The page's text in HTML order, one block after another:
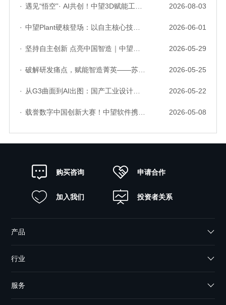
· 遇见“悟空”· AI共创！中望3D赋能工业设计国产化与AI创新升级 2026-08-03
· 中望Plant硬核登场：以自主核心技术，破解流程工业数据一致性与协同困境 2026-06-01
· 坚持自主创新 点亮中国智造｜中望软件亮相第十届中国网络版权保护与发展大会 2026-05-29
· 破解研发痛点，赋能智造菁英——苏州研发菁英 CTO 成长营暨高级人才认证启动会圆满落幕 2026-05-25
· 从G3曲面到AI出图：国产工业设计软件的硬实力到底怎么样了？ 2026-05-22
· 载誉数字中国创新大赛！中望软件携手三家伙伴，斩获信创赛道多项大奖 2026-05-08
购买咨询 申请合作
加入我们 投资者关系
产品
行业
服务